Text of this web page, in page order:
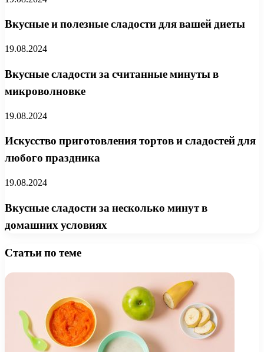
Вкусные и полезные сладости для вашей диеты
19.08.2024
Вкусные сладости за считанные минуты в
микроволновке
19.08.2024
Искусство приготовления тортов и сладостей для
любого праздника
19.08.2024
Вкусные сладости за несколько минут в
домашних условиях
Статьи по теме